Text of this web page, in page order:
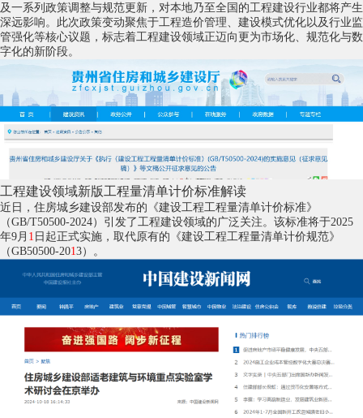
及一系列政策调整与规范更新，对本地乃至全国的工程建设行业都将产生
深远影响。此次政策变动聚焦于工程造价管理、建设模式优化以及行业监
管强化等核心议题，标志着工程建设领域正迈向更为市场化、规范化与数
字化的新阶段。
工程建设领域新版工程量清单计价标准解读
近日，住房城乡建设部发布的《建设工程工程量清单计价标准》
（GB/T50500-2024）引发了工程建设领域的广泛关注。该标准将于2025
年9月 1 日起正式实施，取代原有的《建设工程工程量清单计价规范》
（GB50500-2013）。